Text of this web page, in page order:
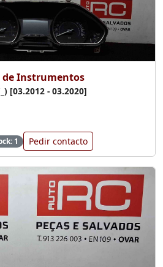
Instrumentos
[03.2012 - 03.2020]
1 Pedir contacto